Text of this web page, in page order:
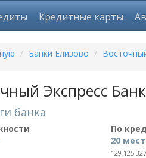
Кредитные карты
/ Банки Елизово /
Экспресс
банка
По
20
129 125